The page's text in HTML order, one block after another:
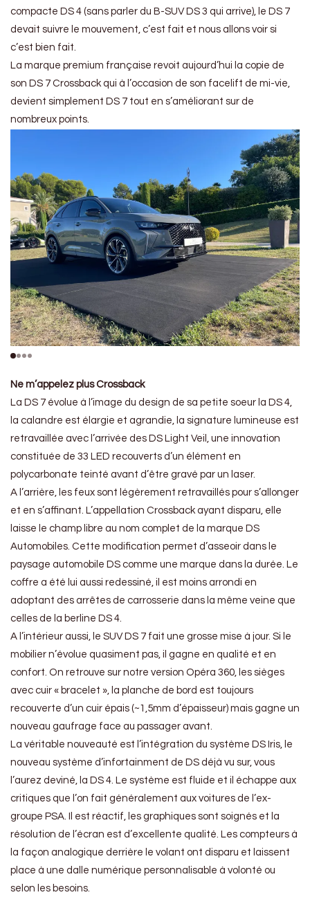
compacte DS 4 (sans parler du B-SUV DS 3 qui arrive), le DS 7
devait suivre le mouvement, c’est fait et nous allons voir si
c’est bien fait.
La marque premium française revoit aujourd’hui la copie de
son DS 7 Crossback qui à l’occasion de son facelift de mi-vie,
devient simplement DS 7 tout en s’améliorant sur de
nombreux points.
Ne m’appelez plus Crossback
La DS 7 évolue à l’image du design de sa petite soeur la DS 4,
la calandre est élargie et agrandie, la signature lumineuse est
retravaillée avec l’arrivée des DS Light Veil, une innovation
constituée de 33 LED recouverts d’un élément en
polycarbonate teinté avant d’être gravé par un laser.
A l’arrière, les feux sont légèrement retravaillés pour s’allonger
et en s’affinant. L’appellation Crossback ayant disparu, elle
laisse le champ libre au nom complet de la marque DS
Automobiles. Cette modification permet d’asseoir dans le
paysage automobile DS comme une marque dans la durée. Le
coffre a été lui aussi redessiné, il est moins arrondi en
adoptant des arrêtes de carrosserie dans la même veine que
celles de la berline DS 4.
A l’intérieur aussi, le SUV DS 7 fait une grosse mise à jour. Si le
mobilier n’évolue quasiment pas, il gagne en qualité et en
confort. On retrouve sur notre version Opéra 360, les sièges
avec cuir « bracelet », la planche de bord est toujours
recouverte d’un cuir épais (~1,5mm d’épaisseur) mais gagne un
nouveau gaufrage face au passager avant.
La véritable nouveauté est l’intégration du système DS Iris, le
nouveau système d’infortainment de DS déjà vu sur, vous
l’aurez deviné, la DS 4. Le système est fluide et il échappe aux
critiques que l’on fait généralement aux voitures de l’ex-
groupe PSA. Il est réactif, les graphiques sont soignés et la
résolution de l’écran est d’excellente qualité. Les compteurs à
la façon analogique derrière le volant ont disparu et laissent
place à une dalle numérique personnalisable à volonté ou
selon les besoins.